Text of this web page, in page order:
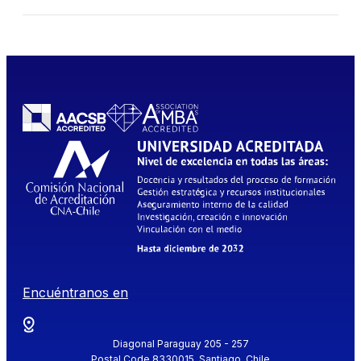
Encuéntranos en
Diagonal Paraguay 205 - 257